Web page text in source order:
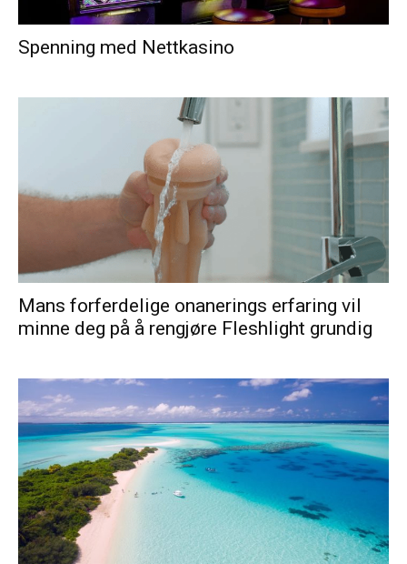
Spenning med Nettkasino
Mans forferdelige onanerings erfaring vil
minne deg på å rengjøre Fleshlight grundig